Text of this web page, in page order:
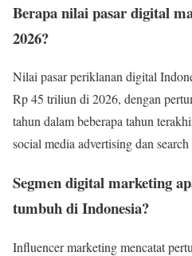
Berapa nilai pasar digital
2026?
Nilai pasar periklanan digital
Rp 45 triliun di 2026, dengan
tahun dalam beberapa tahun
social media advertising dan
Segmen digital marketing
tumbuh di Indonesia?
Influencer marketing mencatat